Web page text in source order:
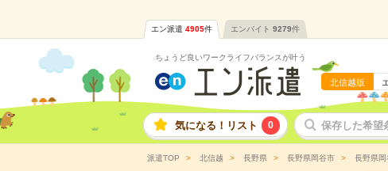
エン派遣 4905件 エンバイト 9279件
ちょうど良いワークライフバランスが叶う
北信越版
気になる！リスト 0 保存した希望
派遣TOP 北信越 長野県 長野県岡谷市 長野県